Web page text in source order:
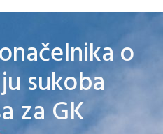
o
sukoba
za GK